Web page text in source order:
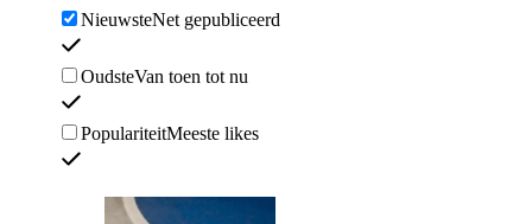
NieuwsteNet gepubliceerd
OudsteVan toen tot nu
PopulariteitMeeste likes